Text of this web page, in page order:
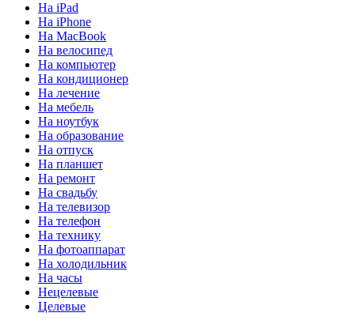
На iPad
На iPhone
На MacBook
На велосипед
На компьютер
На кондиционер
На лечение
На мебель
На ноутбук
На образование
На отпуск
На планшет
На ремонт
На свадьбу
На телевизор
На телефон
На технику
На фотоаппарат
На холодильник
На часы
Нецелевые
Целевые